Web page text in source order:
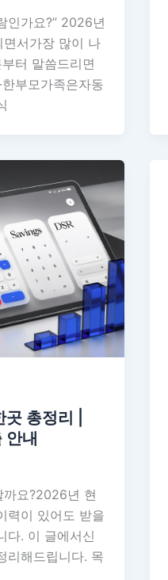
인가요?” 2026년
서가장 많이 나
터 말씀드리면
한부모가족은자동
총정리 |
안내
까요?2026년 현
력이 있어도 받을
다. 이 글에서신
리해드립니다. 목